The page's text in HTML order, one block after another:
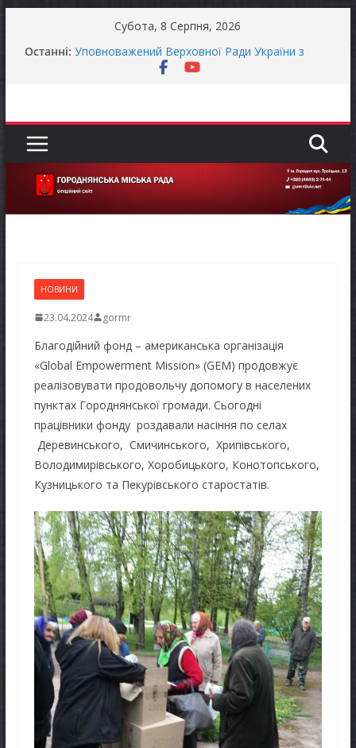
Субота, 8 Серпня, 2026
Останні: Уповноважений Верховної Ради України з
прав людини проводить опитування щодо
МОВЧАННЯ
Як отримати компенсацію за товари, придбані
для ветеранського бізнесу
НОВИНИ
23.04.2024 gormr
Благодійний фонд – американська організація
«Global Empowerment Mission» (GEM) продовжує
реалізовувати продовольчу допомогу в населених
пунктах Городнянської громади. Сьогодні
працівники фонду роздавали насіння по селах
Деревинського, Смичинського, Хрипівського,
Володимирівського, Хоробицького, Конотопського,
Кузницького та Пекурівського старостатів.